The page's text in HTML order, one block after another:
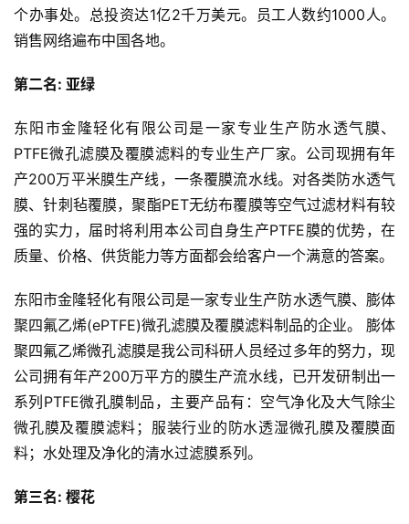
个办事处。总投资达1亿2千万美元。员工人数约1000人。
销售网络遍布中国各地。
第二名: 亚绿
东阳市金隆轻化有限公司是一家专业生产防水透气膜、
PTFE微孔滤膜及覆膜滤料的专业生产厂家。公司现拥有年
产200万平米膜生产线，一条覆膜流水线。对各类防水透气
膜、针刺毡覆膜，聚酯PET无纺布覆膜等空气过滤材料有较
强的实力，届时将利用本公司自身生产PTFE膜的优势，在
质量、价格、供货能力等方面都会给客户一个满意的答案。
东阳市金隆轻化有限公司是一家专业生产防水透气膜、膨体
聚四氟乙烯(ePTFE)微孔滤膜及覆膜滤料制品的企业。 膨体
聚四氟乙烯微孔滤膜是我公司科研人员经过多年的努力，现
公司拥有年产200万平方的膜生产流水线，已开发研制出一
系列PTFE微孔膜制品，主要产品有：空气净化及大气除尘
微孔膜及覆膜滤料；服装行业的防水透湿微孔膜及覆膜面
料；水处理及净化的清水过滤膜系列。
第三名: 樱花